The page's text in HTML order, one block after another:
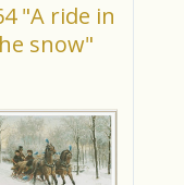
"A ride in
snow"